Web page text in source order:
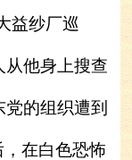
益纱厂巡
从他身上搜查
的组织遭到
在白色恐怖